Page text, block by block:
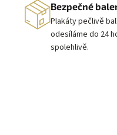
Bezpečné
Plakáty pečlivě
odesíláme do 24
spolehlivě.